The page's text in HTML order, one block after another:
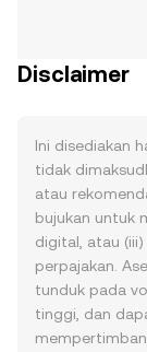
Disclaimer
Ini disediakan
tidak
atau
bujukan untuk
digital, atau
perpajakan.
tunduk pada
tinggi, dan